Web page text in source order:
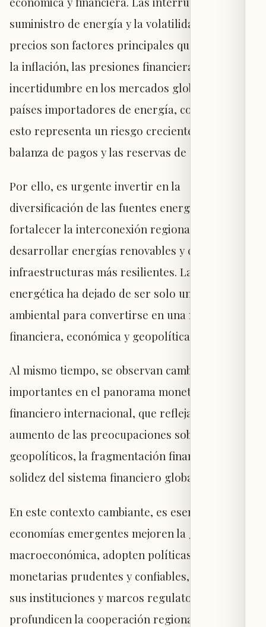
suministro de energía y la volatilidad de sus
precios son factores principales que alimentan
la inflación, las presiones financieras y la
incertidumbre en los mercados globales. Para
países importadores de energía, como Líbano,
esto representa un riesgo creciente para la
balanza de pagos y las reservas de divisas.
Por ello, es urgente invertir en la
diversificación de las fuentes energéticas,
fortalecer la interconexión regional,
desarrollar energías renovables y construir
infraestructuras más resilientes. La transición
energética ha dejado de ser solo un objetivo
ambiental para convertirse en una necesidad
financiera, económica y geopolítica.
Al mismo tiempo, se observan cambios
importantes en el panorama monetario y
financiero internacional, que reflejan el
aumento de las preocupaciones sobre riesgos
geopolíticos, la fragmentación financiera y la
solidez del sistema financiero global.
En este contexto cambiante, es esencial que las
economías emergentes mejoren la gestión
macroeconómica, adopten políticas fiscales y
monetarias prudentes y confiables, fortalezcan
sus instituciones y marcos regulatorios, y
profundicen la cooperación regional para